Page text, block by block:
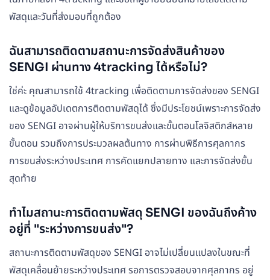
พัสดุและวันที่ส่งมอบที่ถูกต้อง
ฉันสามารถติดตามสถานะการจัดส่งสินค้าของ
SENGI ผ่านทาง 4tracking ได้หรือไม่?
ใช่ค่ะ คุณสามารถใช้ 4tracking เพื่อติดตามการจัดส่งของ SENGI
และดูข้อมูลอัปเดตการติดตามพัสดุได้ ซึ่งมีประโยชน์เพราะการจัดส่ง
ของ SENGI อาจผ่านผู้ให้บริการขนส่งและขั้นตอนโลจิสติกส์หลาย
ขั้นตอน รวมถึงการประมวลผลต้นทาง การผ่านพิธีการศุลกากร
การขนส่งระหว่างประเทศ การคัดแยกปลายทาง และการจัดส่งขั้น
สุดท้าย
ทำไมสถานะการติดตามพัสดุ SENGI ของฉันถึงค้าง
อยู่ที่ "ระหว่างการขนส่ง"?
สถานะการติดตามพัสดุของ SENGI อาจไม่เปลี่ยนแปลงในขณะที่
พัสดุเคลื่อนย้ายระหว่างประเทศ รอการตรวจสอบจากศุลกากร อยู่